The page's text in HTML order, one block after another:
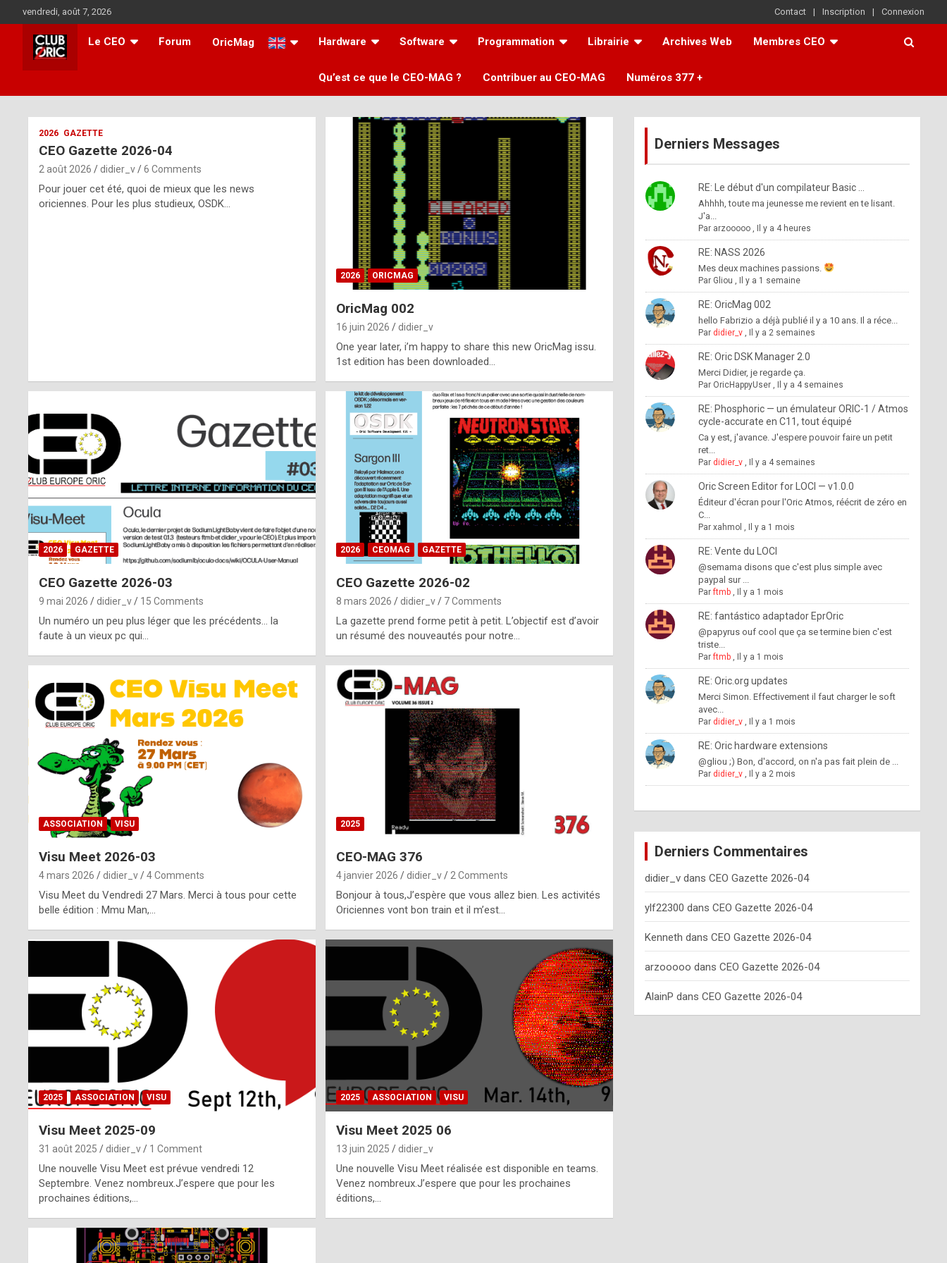
to
content
vendredi, août 7, 2026 Contact Inscription Connexion
Le CEO Forum OricMag Hardware Software Programmation Librairie Archives Web Membres CEO
Qu’est ce que le CEO-MAG ? Contribuer au CEO-MAG Numéros 377 +
ff
m
2026 GAZETTE
CEO Gazette 2026-04
2 août 2026 didier_v 6 Comments
Pour jouer cet été, quoi de mieux que les news
oriciennes. Pour les plus studieux, OSDK…
2026 ORICMAG
OricMag 002
16 juin 2026 didier_v
One year later, i’m happy to share this new OricMag issu.
1st edition has been downloaded…
2026 GAZETTE
CEO Gazette 2026-03
9 mai 2026 didier_v 15 Comments
Un numéro un peu plus léger que les précédents… la
faute à un vieux pc qui…
2026 CEOMAG GAZETTE
CEO Gazette 2026-02
8 mars 2026 didier_v 7 Comments
La gazette prend forme petit à petit. L’objectif est d’avoir
un résumé des nouveautés pour notre…
ASSOCIATION VISU
Visu Meet 2026-03
4 mars 2026 didier_v 4 Comments
Visu Meet du Vendredi 27 Mars. Merci à tous pour cette
belle édition : Mmu Man,…
2025
CEO-MAG 376
4 janvier 2026 didier_v 2 Comments
Bonjour à tous,J’espère que vous allez bien. Les activités
Oriciennes vont bon train et il m’est…
2025 ASSOCIATION VISU
Visu Meet 2025-09
31 août 2025 didier_v 1 Comment
Une nouvelle Visu Meet est prévue vendredi 12
Septembre. Venez nombreux.J’espere que pour les
prochaines éditions,…
2025 ASSOCIATION VISU
Visu Meet 2025 06
13 juin 2025 didier_v
Une nouvelle Visu Meet réalisée est disponible en teams.
Venez nombreux.J’espere que pour les prochaines
éditions,…
Derniers Messages
RE: Le début d'un compilateur Basic ...
Ahhhh, toute ma jeunesse me revient en te lisant.
J'a...
Par arzooooo, Il y a 4 heures
RE: NASS 2026
Mes deux machines passions.
Par Gliou , Il y a 1 semaine
RE: OricMag 002
hello Fabrizio a déjà publié il y a 10 ans. Il a réce...
Par didier_v, Il y a 2 semaines
RE: Oric DSK Manager 2.0
Merci Didier, je regarde ça.
Par OricHappyUser, Il y a 4 semaines
RE: Phosphoric — un émulateur ORIC-1 / Atmos
cycle-accurate en C11, tout équipé
Ca y est, j'avance. J'espere pouvoir faire un petit
ret...
Par didier_v, Il y a 4 semaines
Oric Screen Editor for LOCI — v1.0.0
Éditeur d'écran pour l'Oric Atmos, réécrit de zéro en
C...
Par xahmol , Il y a 1 mois
RE: Vente du LOCI
@semama disons que c'est plus simple avec
paypal sur ...
Parftmb, Il y a 1 mois
RE: fantástico adaptador EprOric
@papyrus ouf cool que ça se termine bien c'est
triste...
Parftmb, Il y a 1 mois
RE: Oric.org updates
Merci Simon. Effectivement il faut charger le soft
avec...
Par didier_v, Il y a 1 mois
RE: Oric hardware extensions
@gliou ;) Bon, d'accord, on n'a pas fait plein de ...
Par didier_v, Il y a 2 mois
Derniers Commentaires
didier_vdans CEO Gazette 2026-04
ylf22300 dans CEO Gazette 2026-04
Kenneth dans CEO Gazette 2026-04
arzooooo dans CEO Gazette 2026-04
AlainP dans CEO Gazette 2026-04